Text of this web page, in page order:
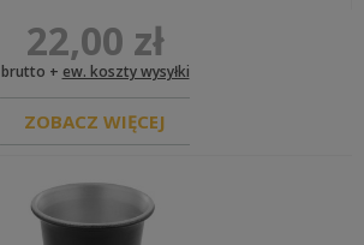
22,00 zł
brutto + ew. koszty wysyłki
ZOBACZ WIĘCEJ